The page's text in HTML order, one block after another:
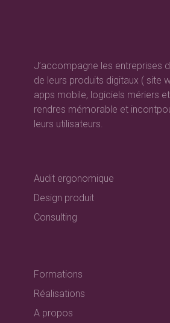
J’accompagne les entreprises
de leurs produits digitaux ( site
apps mobile, logiciels mériers
rendres mémorable et
leurs utilisateurs.
Audit ergonomique
Design produit
Consulting
Formations
Réalisations
A propos